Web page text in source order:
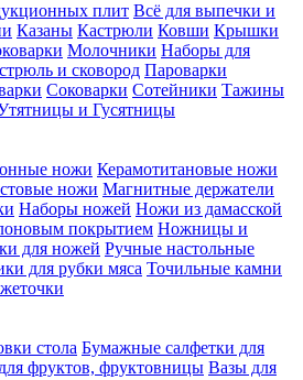
плит Всё для выпечки и
Казаны Кастрюли Ковши Крышки
Молочники Наборы для
и сковород Пароварки
Соковарки Сотейники Тажины
и Гусятницы
ножи Керамотитановые ножи
ножи Магнитные держатели
Наборы ножей Ножи из дамасской
покрытием Ножницы и
для ножей Ручные настольные
для рубки мяса Точильные камни
стола Бумажные салфетки для
фруктов, фруктовницы Вазы для